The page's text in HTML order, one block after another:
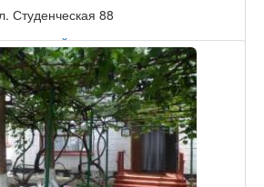
Студенческая 88